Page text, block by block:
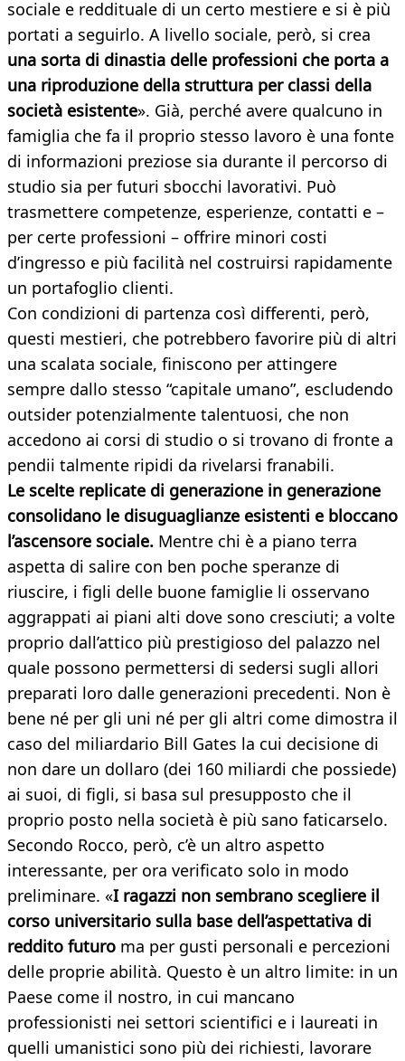
sociale e reddituale di un certo mestiere e si è più
portati a seguirlo. A livello sociale, però, si crea
una sorta di dinastia delle professioni che porta a
una riproduzione della struttura per classi della
società esistente». Già, perché avere qualcuno in
famiglia che fa il proprio stesso lavoro è una fonte
di informazioni preziose sia durante il percorso di
studio sia per futuri sbocchi lavorativi. Può
trasmettere competenze, esperienze, contatti e –
per certe professioni – offrire minori costi
d’ingresso e più facilità nel costruirsi rapidamente
un portafoglio clienti.
Con condizioni di partenza così differenti, però,
questi mestieri, che potrebbero favorire più di altri
una scalata sociale, finiscono per attingere
sempre dallo stesso “capitale umano”, escludendo
outsider potenzialmente talentuosi, che non
accedono ai corsi di studio o si trovano di fronte a
pendii talmente ripidi da rivelarsi franabili.
Le scelte replicate di generazione in generazione
consolidano le disuguaglianze esistenti e bloccano
l’ascensore sociale. Mentre chi è a piano terra
aspetta di salire con ben poche speranze di
riuscire, i figli delle buone famiglie li osservano
aggrappati ai piani alti dove sono cresciuti; a volte
proprio dall’attico più prestigioso del palazzo nel
quale possono permettersi di sedersi sugli allori
preparati loro dalle generazioni precedenti. Non è
bene né per gli uni né per gli altri come dimostra il
caso del miliardario Bill Gates la cui decisione di
non dare un dollaro (dei 160 miliardi che possiede)
ai suoi, di figli, si basa sul presupposto che il
proprio posto nella società è più sano faticarselo.
Secondo Rocco, però, c’è un altro aspetto
interessante, per ora verificato solo in modo
preliminare. «I ragazzi non sembrano scegliere il
corso universitario sulla base dell’aspettativa di
reddito futuro ma per gusti personali e percezioni
delle proprie abilità. Questo è un altro limite: in un
Paese come il nostro, in cui mancano
professionisti nei settori scientifici e i laureati in
quelli umanistici sono più dei richiesti, lavorare